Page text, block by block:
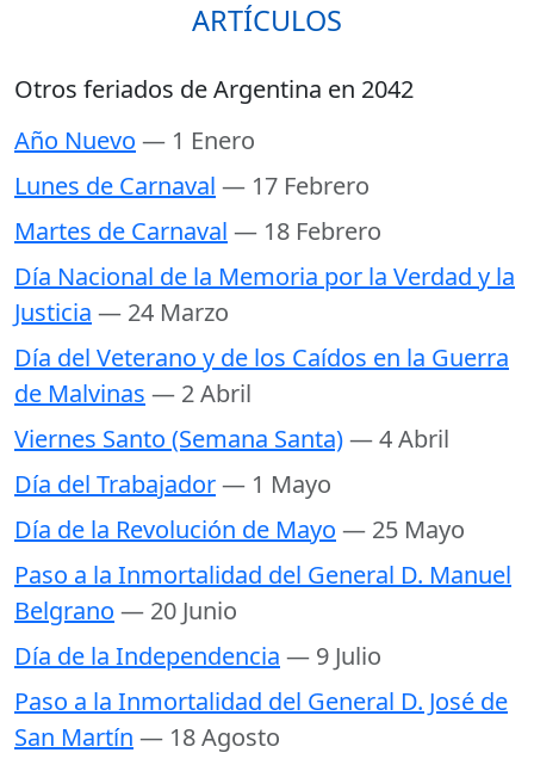
ARTÍCULOS
Otros feriados de Argentina en 2042
Año Nuevo — 1 Enero
Lunes de Carnaval — 17 Febrero
Martes de Carnaval — 18 Febrero
Día Nacional de la Memoria por la Verdad y la
Justicia — 24 Marzo
Día del Veterano y de los Caídos en la Guerra
de Malvinas — 2 Abril
Viernes Santo (Semana Santa)— 4 Abril
Día del Trabajador— 1 Mayo
Día de la Revolución de Mayo — 25 Mayo
Paso a la Inmortalidad del General D. Manuel
Belgrano — 20 Junio
Día de la Independencia — 9 Julio
Paso a la Inmortalidad del General D. José de
San Martín — 18 Agosto